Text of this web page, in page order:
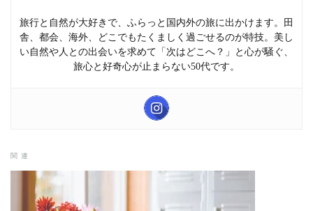
旅行と自然が大好きで、ふらっと国内外の旅に出かけます。田
舎、都会、海外、どこでもたくましく過ごせるのが特技。美し
い自然や人との出会いを求めて「次はどこへ？」と心が騒ぐ、
旅心と好奇心が止まらない50代です。
関連